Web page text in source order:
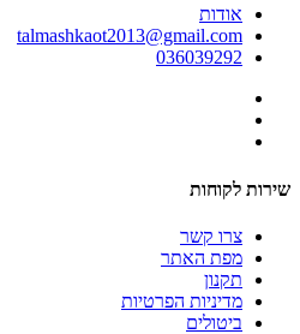
אודות
talmashkaot2013@gmail.com
036039292
שירות לקוחות
צרו קשר
מפת האתר
תקנון
מדיניות הפרטיות
ביטולים